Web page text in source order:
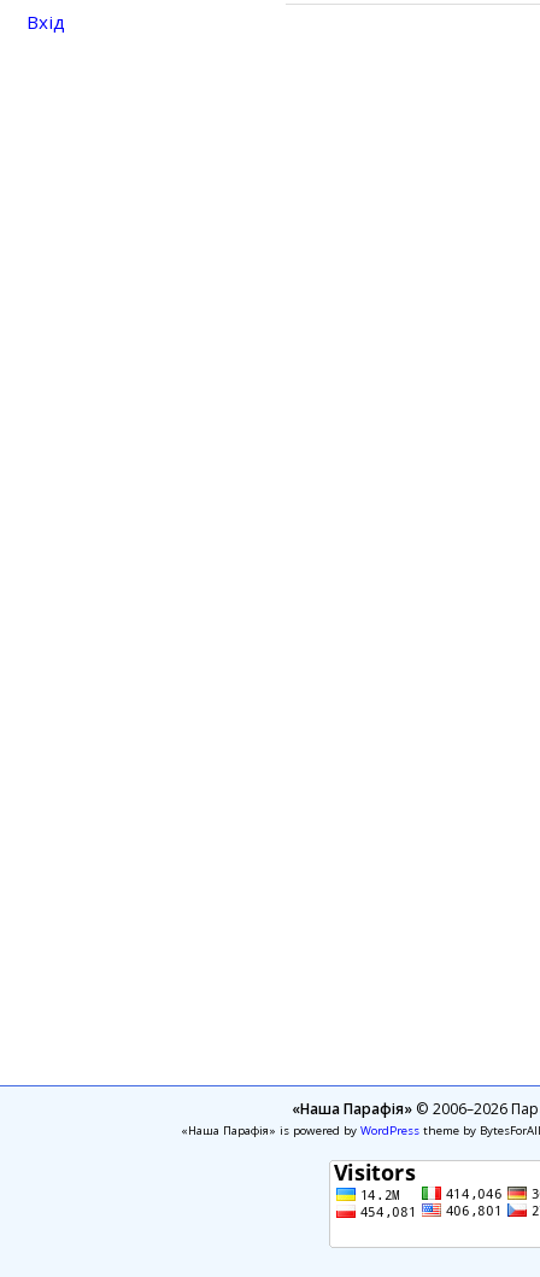
Вхід
«Наша Парафія»© 2006–2026
«Наша Парафія» is powered by WordPresstheme by